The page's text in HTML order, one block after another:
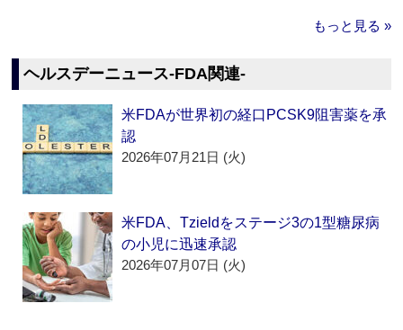
もっと見る »
ヘルスデーニュース‐FDA関連‐
米FDAが世界初の経口PCSK9阻害薬を承
認
2026年07月21日 (火)
米FDA、Tzieldをステージ3の1型糖尿病
の小児に迅速承認
2026年07月07日 (火)